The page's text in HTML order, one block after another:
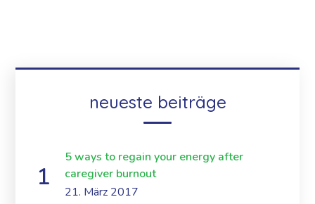
neueste beiträge
5 ways to regain your energy after
caregiver burnout
21. März 2017